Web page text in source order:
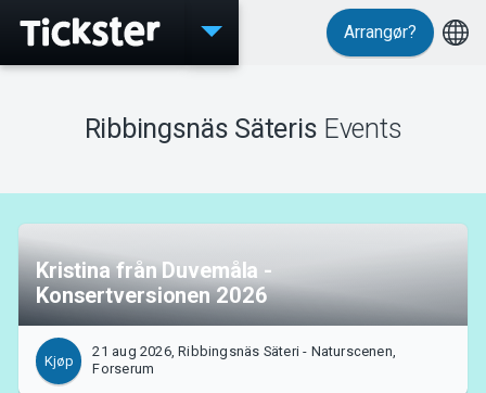
MyTickster
Arrangør?
Ribbingsnäs Säteris Events
Kristina från Duvemåla -
Konsertversionen 2026
Kjøp
21 aug 2026, Ribbingsnäs Säteri - Naturscenen,
Forserum